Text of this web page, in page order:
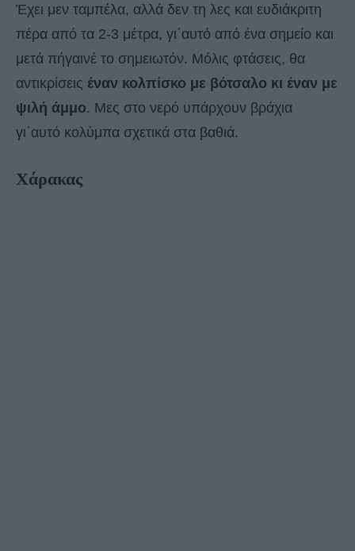
Έχει μεν ταμπέλα, αλλά δεν τη λες και ευδιάκριτη
πέρα από τα 2-3 μέτρα, γι΄αυτό από ένα σημείο και
μετά πήγαινέ το σημειωτόν. Μόλις φτάσεις, θα
αντικρίσεις έναν κολπίσκο με βότσαλο κι έναν με
ψιλή άμμο. Μες στο νερό υπάρχουν βράχια
γι΄αυτό κολύμπα σχετικά στα βαθιά.
Χάρακας